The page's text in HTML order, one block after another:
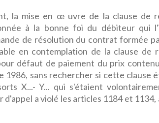
la mise en œ uvre de la clause de
à la bonne foi du débiteur qui
de résolution du contrat formée
en contemplation de la clause de
défaut de paiement du prix
1986, sans rechercher si cette clause
X...- Y... qui s'étaient
d'appel a violé les articles 1184 et 1134,